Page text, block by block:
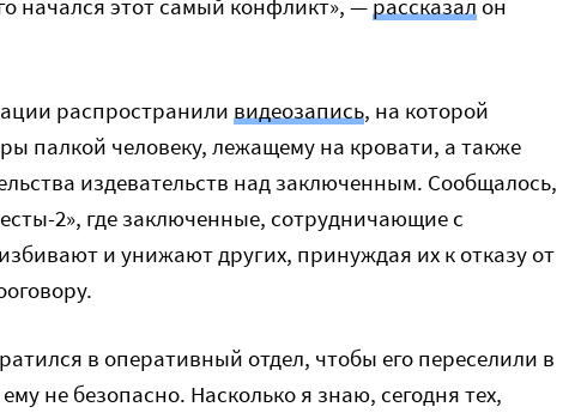
начался этот самый конфликт», —рассказалон
распространили видеозапись, на которой
палкой человеку, лежащему на кровати, а также
издевательств над заключенным. Сообщалось,
2», где заключенные, сотрудничающие с
и унижают других, принуждая их к отказу от
в оперативный отдел, чтобы его переcелили в
не безопасно. Насколько я знаю, сегодня тех,